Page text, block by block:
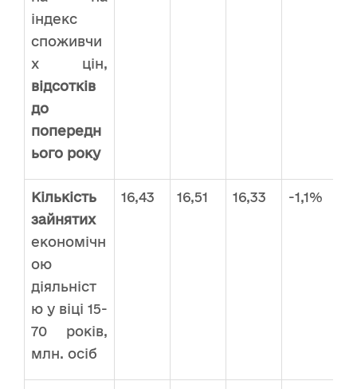
індекс
споживчи
х цін,
відсотків
до
попередн
ього року
Кількість
зайнятих
економічн
ою
діяльніст
ю у віці 15-
70 років,
млн. осіб
16,43 16,51 16,33 -1,1%